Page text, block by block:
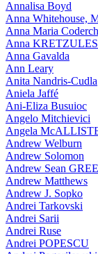
Annalisa Boyd
Anna Whitehouse,
Anna Maria
Anna
Anna Gavalda
Ann Leary
Anita Nandris-Cudla
Aniela Jaffé
Ani-Eliza Busuioc
Angelo Mitchievici
Angela
Andrew Welburn
Andrew Solomon
Andrew Sean
Andrew Matthews
Andrew J. Sopko
Andrei Tarkovski
Andrei Sarii
Andrei Ruse
Andrei POPESCU